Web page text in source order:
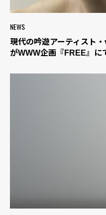
NEWS
現代の吟遊アーティスト
がWWW企画『FREE』に